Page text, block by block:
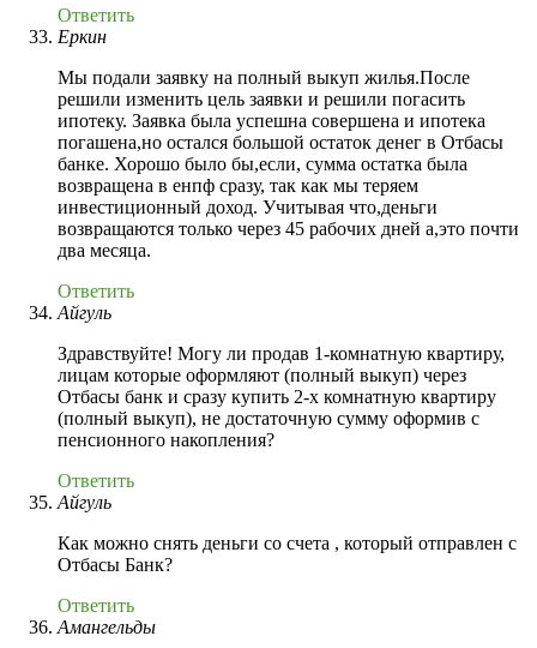
Ответить
Еркин
Мы подали заявку на полный выкуп жилья.После
решили изменить цель заявки и решили погасить
ипотеку. Заявка была успешна совершена и ипотека
погашена,но остался большой остаток денег в Отбасы
банке. Хорошо было бы,если, сумма остатка была
возвращена в енпф сразу, так как мы теряем
инвестиционный доход. Учитывая что,деньги
возвращаются только через 45 рабочих дней а,это почти
два месяца.
Ответить
Айгуль
Здравствуйте! Могу ли продав 1-комнатную квартиру,
лицам которые оформляют (полный выкуп) через
Отбасы банк и сразу купить 2-х комнатную квартиру
(полный выкуп), не достаточную сумму оформив с
пенсионного накопления?
Ответить
Айгуль
Как можно снять деньги со счета , который отправлен с
Отбасы Банк?
Ответить
Амангельды